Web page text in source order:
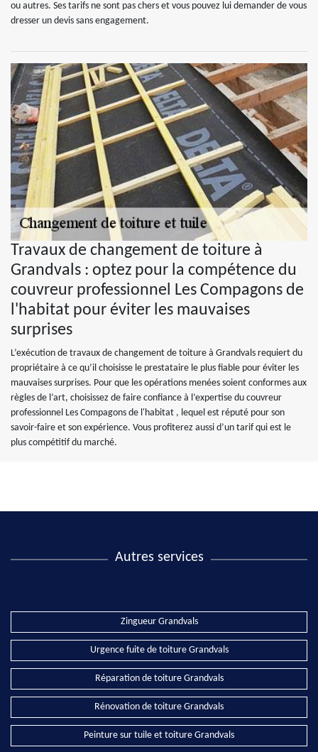
ou autres. Ses tarifs ne sont pas chers et vous pouvez lui demander de vous
dresser un devis sans engagement.
Travaux de changement de toiture à
Grandvals : optez pour la compétence du
couvreur professionnel Les Compagons de
l'habitat pour éviter les mauvaises
surprises
L’exécution de travaux de changement de toiture à Grandvals requiert du
propriétaire à ce qu’il choisisse le prestataire le plus fiable pour éviter les
mauvaises surprises. Pour que les opérations menées soient conformes aux
règles de l’art, choisissez de faire confiance à l’expertise du couvreur
professionnel Les Compagons de l'habitat , lequel est réputé pour son
savoir-faire et son expérience. Vous profiterez aussi d’un tarif qui est le
plus compétitif du marché.
Autres services
Zingueur Grandvals
Urgence fuite de toiture Grandvals
Réparation de toiture Grandvals
Rénovation de toiture Grandvals
Peinture sur tuile et toiture Grandvals